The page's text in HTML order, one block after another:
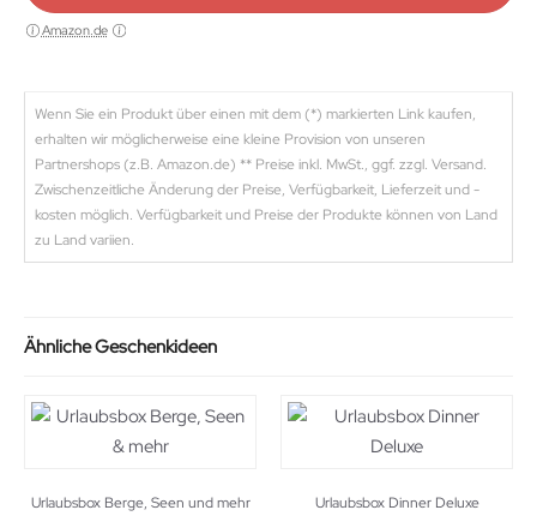
verlorenen Gegenstände
Amazon.de
Wenn Sie ein Produkt über einen mit dem (*) markierten Link kaufen,
erhalten wir möglicherweise eine kleine Provision von unseren
Partnershops (z.B. Amazon.de) ** Preise inkl. MwSt., ggf. zzgl. Versand.
Zwischenzeitliche Änderung der Preise, Verfügbarkeit, Lieferzeit und -
kosten möglich. Verfügbarkeit und Preise der Produkte können von Land
zu Land variien.
Ähnliche Geschenkideen
Urlaubsbox Berge, Seen und mehr Urlaubsbox Dinner Deluxe